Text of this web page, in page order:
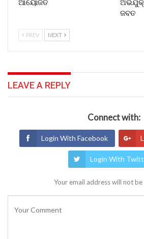
ଆୟୋଜିତ
ଜବତ
PREV NEXT
LEAVE A REPLY
Connect with:
Login With Facebook
Login With
Your email address will not be